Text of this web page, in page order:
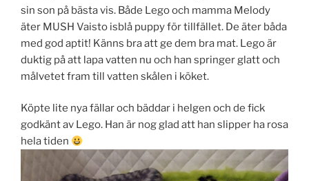
sin son på bästa vis. Både Lego och mamma Melody
äter MUSH Vaisto isblå puppy för tillfället. De äter båda
med god aptit! Känns bra att ge dem bra mat. Lego är
duktig på att lapa vatten nu och han springer glatt och
målvetet fram till vatten skålen i köket.
Köpte lite nya fällar och bäddar i helgen och de fick
godkänt av Lego. Han är nog glad att han slipper ha rosa
hela tiden